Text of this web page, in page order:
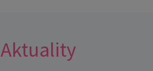
Aktuality